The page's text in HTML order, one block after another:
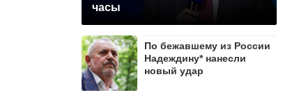
часы
По бежавшему из России
Надеждину* нанесли
новый удар